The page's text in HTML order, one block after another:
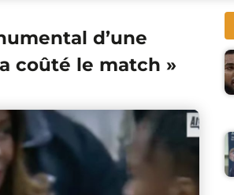
d’une
coûté le match »